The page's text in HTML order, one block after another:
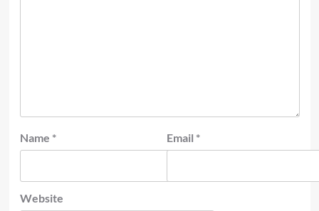
Name * Email *
Website